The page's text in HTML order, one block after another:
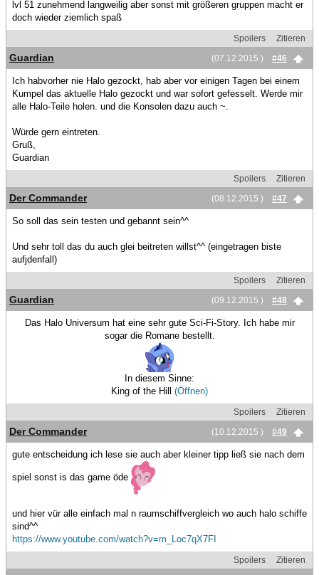
lvl 51 zunehmend langweilig aber sonst mit größeren gruppen macht er
doch wieder ziemlich spaß
Spoilers
Zitieren
(07.12.2015 )
#46
Guardian
Ich habvorher nie Halo gezockt, hab aber vor einigen Tagen bei einem
Kumpel das aktuelle Halo gezockt und war sofort gefesselt. Werde mir
alle Halo-Teile holen. und die Konsolen dazu auch ~.
Würde gern eintreten.
Gruß,
Guardian
Spoilers
Zitieren
(08.12.2015 )
#47
Der Commander
So soll das sein testen und gebannt sein^^
Und sehr toll das du auch glei beitreten willst^^ (eingetragen biste
aufjdenfall)
Spoilers
Zitieren
(09.12.2015 )
#48
Guardian
Das Halo Universum hat eine sehr gute Sci-Fi-Story. Ich habe mir
sogar die Romane bestellt.
In diesem Sinne:
King of the Hill (Öffnen)
Spoilers
Zitieren
(10.12.2015 )
#49
Der Commander
gute entscheidung ich lese sie auch aber kleiner tipp ließ sie nach dem
spiel sonst is das game öde
und hier vür alle einfach mal n raumschiffvergleich wo auch halo schiffe
sind^^
https://www.youtube.com/watch?v=m_Loc7qX7FI
Spoilers
Zitieren